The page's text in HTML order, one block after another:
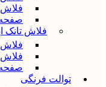
فلاش
صفحه
فلاش تانک
فلاش
فلاش
صفحه
توالت فرنگی